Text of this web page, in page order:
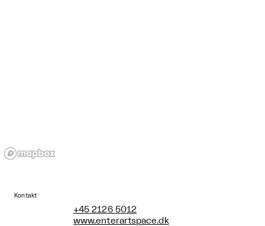
Kontakt
+45 2126 5012
www.enterartspace.dk